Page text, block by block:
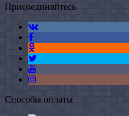
Присоединяйтесь
Способы оплаты